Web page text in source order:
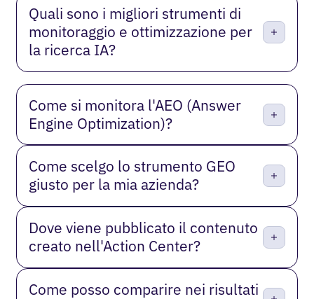
Quali sono i migliori strumenti di
monitoraggio e ottimizzazione per
la ricerca IA?
Come si monitora l'AEO (Answer
Engine Optimization)?
Come scelgo lo strumento GEO
giusto per la mia azienda?
Dove viene pubblicato il contenuto
creato nell'Action Center?
Come posso comparire nei risultati